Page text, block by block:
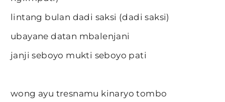
lintang bulan dadi saksi (dadi saksi)
ubayane datan mbalenjani
janji seboyo mukti seboyo pati
wong ayu tresnamu kinaryo tombo